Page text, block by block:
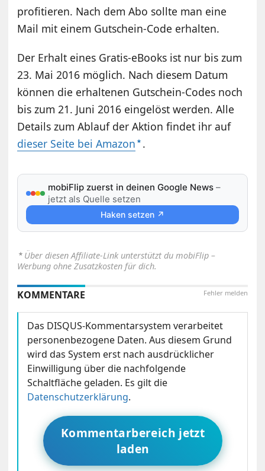
profitieren. Nach dem Abo sollte man eine
Mail mit einem Gutschein-Code erhalten.
Der Erhalt eines Gratis-eBooks ist nur bis zum
23. Mai 2016 möglich. Nach diesem Datum
können die erhaltenen Gutschein-Codes noch
bis zum 21. Juni 2016 eingelöst werden. Alle
Details zum Ablauf der Aktion findet ihr auf
dieser Seite bei Amazon .
mobiFlip zuerst in deinen Google News –
jetzt als Quelle setzen
Haken setzen ↗
⋆ Über diesen Affiliate-Link unterstützt du mobiFlip –
Werbung ohne Zusatzkosten für dich.
Fehler melden
KOMMENTARE
Das DISQUS-Kommentarsystem verarbeitet
personenbezogene Daten. Aus diesem Grund
wird das System erst nach ausdrücklicher
Einwilligung über die nachfolgende
Schaltfläche geladen. Es gilt die
Datenschutzerklärung.
Kommentarbereich jetzt
laden